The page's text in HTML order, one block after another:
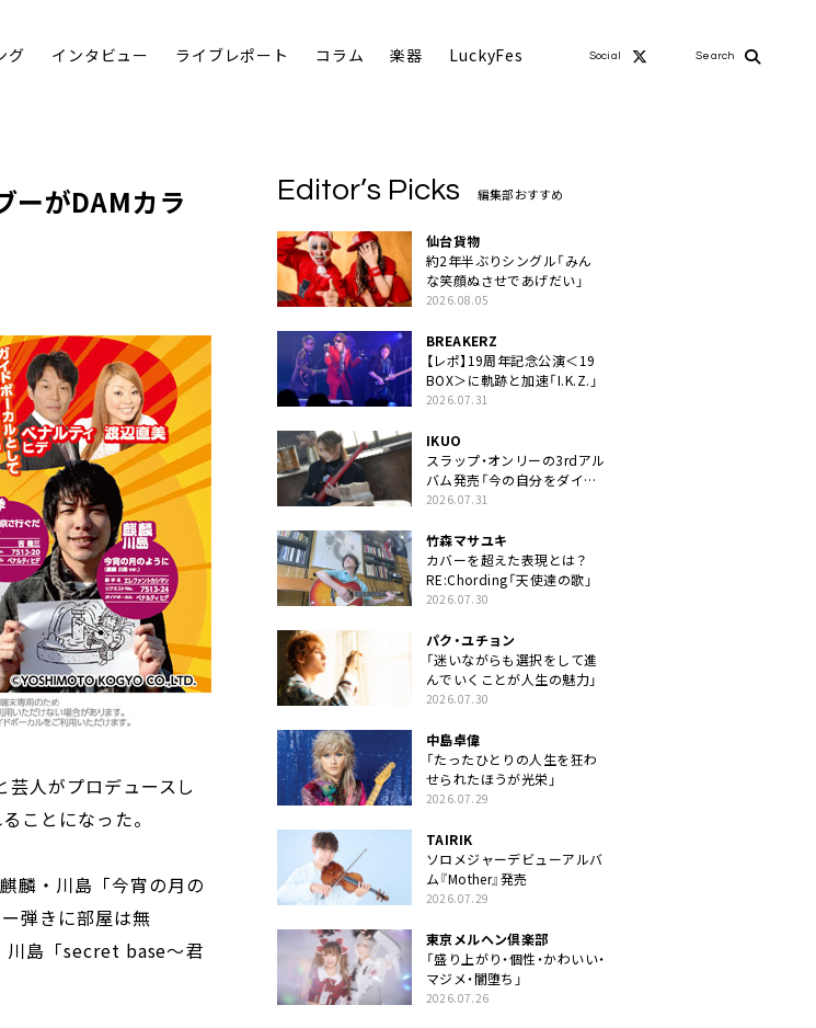
グ インタビュー ライブレポート コラム 楽器 LuckyFes Social Search
ーがDAMカラ
芸人がプロデュースし
ことになった。
麟・川島「今宵の月の
弾きに部屋は無
川島「secret base～君
Editor’s Picks 編集部おすすめ
仙台貨物
約2年半ぶりシングル「みん
な笑顔ぬさせであげだい」
2026.08.05
BREAKERZ
【レポ】19周年記念公演＜19
BOX＞に軌跡と加速「I.K.Z.」
2026.07.31
IKUO
スラップ・オンリーの3rdアル
バム発売「今の自分をダイレ
クトに」
2026.07.31
竹森マサユキ
カバーを超えた表現とは？
RE:Chording「天使達の歌」
2026.07.30
パク・ユチョン
「迷いながらも選択をして進
んでいくことが人生の魅力」
2026.07.30
中島卓偉
「たったひとりの人生を狂わ
せられたほうが光栄」
2026.07.29
TAIRIK
ソロメジャーデビューアルバ
ム『Mother』発売
2026.07.29
東京メルヘン倶楽部
「盛り上がり・個性・かわいい・
マジメ・闇堕ち」
2026.07.26